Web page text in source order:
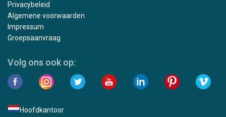
Privacybeleid
Algemene voorwaarden
Impressum
Groepsaanvraag
Volg ons ook op:
Hoofdkantoor